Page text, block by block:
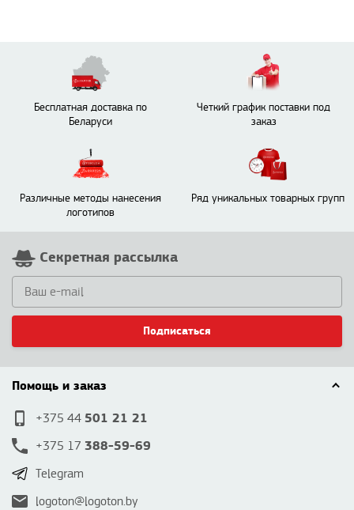
Бесплатная доставка по
Беларуси
Четкий график поставки под
заказ
Различные методы нанесения
логотипов
Ряд уникальных товарных групп
Секретная рассылка
Подписаться
Помощь и заказ
+375 44 501 21 21
+375 17 388-59-69
Telegram
logoton@logoton.by